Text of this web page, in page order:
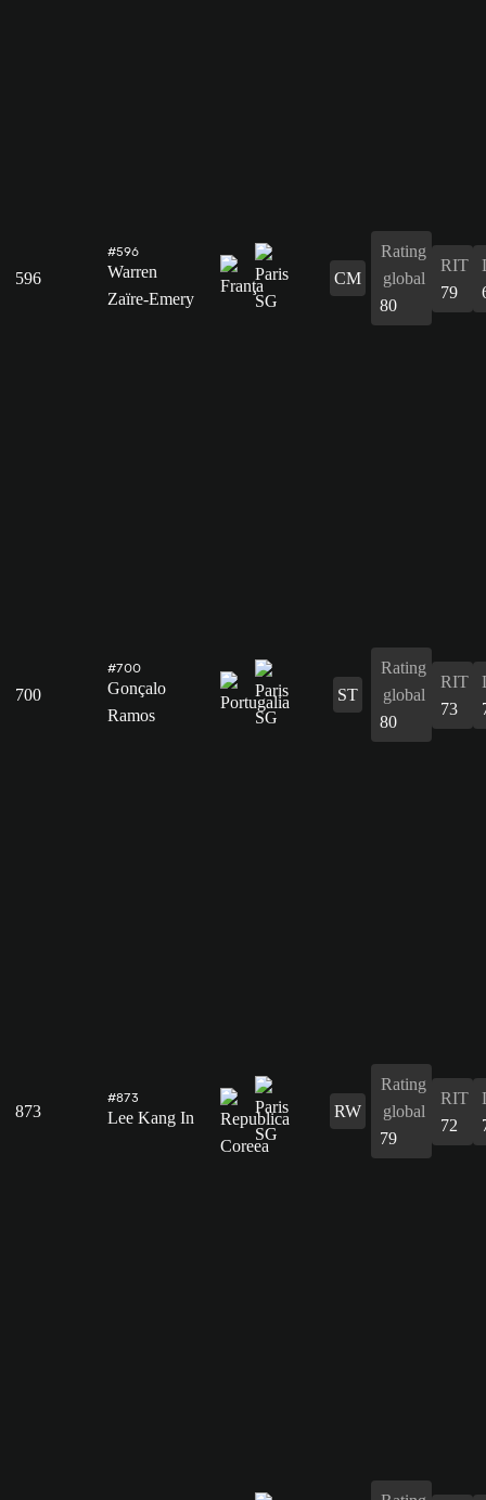
596
#596
Warren
Zaïre-Emery
CM
Rating
global
80
RIT
79
700
#700
Gonçalo
Ramos
ST
Rating
global
80
RIT
73
873
#873
Lee Kang In RW
Rating
global
79
RIT
72